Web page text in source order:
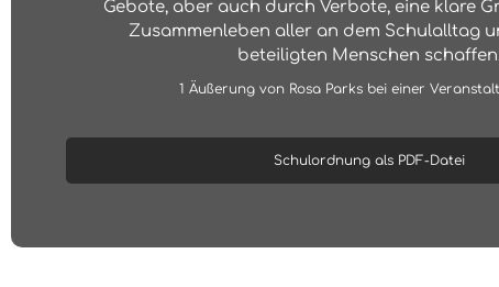
Gebote, aber auch durch Verbote, eine klare
Zusammenleben aller an dem Schulalltag
beteiligten Menschen
1 Äußerung von Rosa Parks bei einer
Schulordnung als PDF-Datei